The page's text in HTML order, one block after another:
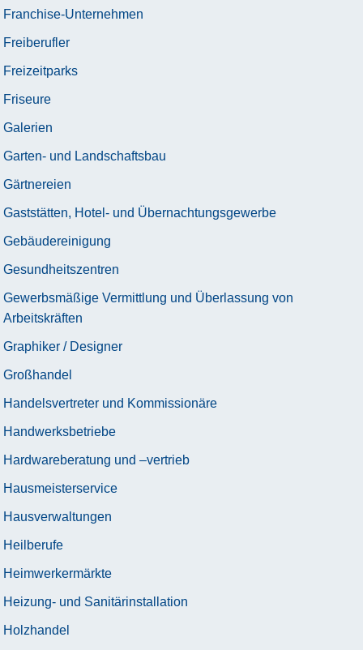
Franchise-Unternehmen
Freiberufler
Freizeitparks
Friseure
Galerien
Garten- und Landschaftsbau
Gärtnereien
Gaststätten, Hotel- und Übernachtungsgewerbe
Gebäudereinigung
Gesundheitszentren
Gewerbsmäßige Vermittlung und Überlassung von
Arbeitskräften
Graphiker / Designer
Großhandel
Handelsvertreter und Kommissionäre
Handwerksbetriebe
Hardwareberatung und –vertrieb
Hausmeisterservice
Hausverwaltungen
Heilberufe
Heimwerkermärkte
Heizung- und Sanitärinstallation
Holzhandel